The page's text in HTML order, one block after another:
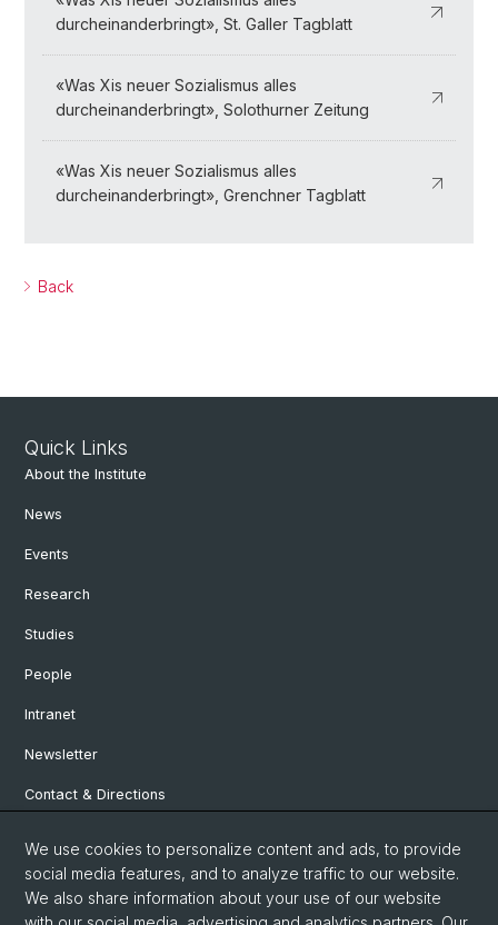
durcheinanderbringt», St. Galler Tagblatt
«Was Xis neuer Sozialismus alles
durcheinanderbringt», Solothurner Zeitung
«Was Xis neuer Sozialismus alles
durcheinanderbringt», Grenchner Tagblatt
Back
Quick Links
About the Institute
News
Events
Research
Studies
People
Intranet
Newsletter
Contact & Directions
Social Media
Facebook
We use cookies to personalize content and ads, to provide
social media features, and to analyze traffic to our website.
We also share information about your use of our website